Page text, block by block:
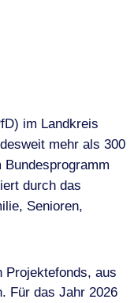
im Landkreis
mehr als 300
Bundesprogramm
durch das
Senioren,
Projektefonds, aus
Für das Jahr 2026